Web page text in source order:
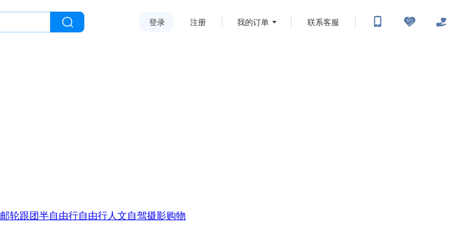
登录 注册 我的订单 联系客服
邮轮跟团半自由行自由行人文自驾摄影购物